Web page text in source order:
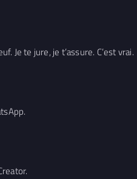
Je te jure, je t’assure. C’est vrai.